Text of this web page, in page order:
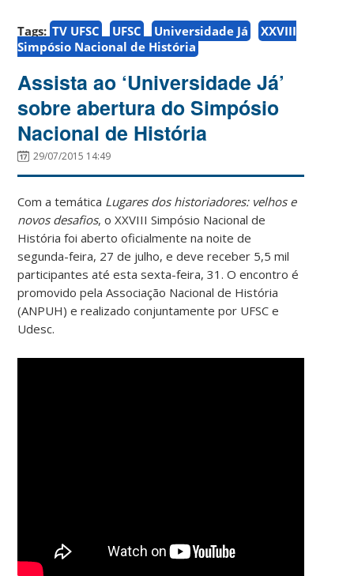
Tags: TV UFSC UFSC Universidade Já
XXVIII
Simpósio Nacional de História
Assista ao ‘Universidade Já’
sobre abertura do Simpósio
Nacional de História
29/07/2015 14:49
Com a temática Lugares dos historiadores: velhos e
novos desafios, o XXVIII Simpósio Nacional de
História foi aberto oficialmente na noite de
segunda-feira, 27 de julho, e deve receber 5,5 mil
participantes até esta sexta-feira, 31. O encontro é
promovido pela Associação Nacional de História
(ANPUH) e realizado conjuntamente por UFSC e
Udesc.